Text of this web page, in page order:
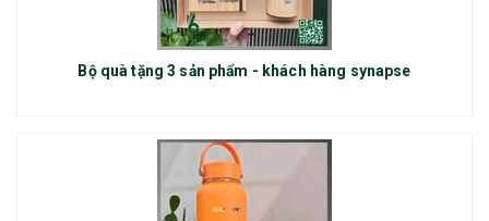
Bộ quà tặng 3 sản phẩm - khách hàng synapse